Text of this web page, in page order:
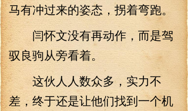
马有冲过来的姿态，拐着弯跑。
闫怀文没有再动作，而是驾
驭良驹从旁看着。
这伙人人数众多，实力不
差，终于还是让他们找到一个机